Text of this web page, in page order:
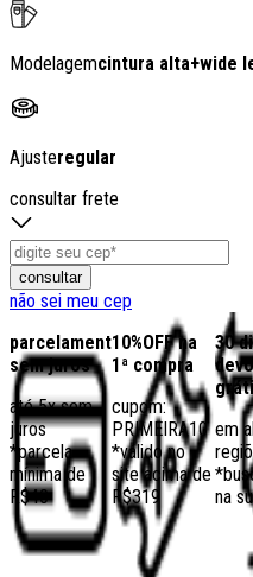
Modelagemcintura alta+wide
Ajusteregular
consultar frete
consultar
não sei meu cep
parcelamento
sem juros
até 5x sem
juros
*parcela
mínima de
R$40
10%OFF na
1ª compra
cupom:
PRIMEIRA10
*válido no
site acima de
R$319
30
em
na